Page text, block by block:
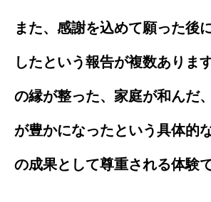
また、感謝を込めて願った後
したという報告が複数ありま
の縁が整った、家庭が和んだ
が豊かになったという具体的
の成果として尊重される体験で